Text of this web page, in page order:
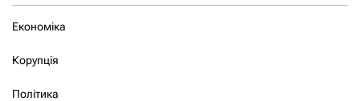
Економіка
Корупція
Політика